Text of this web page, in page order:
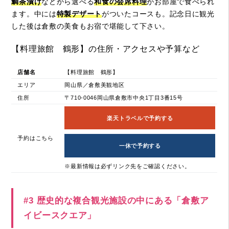
ます。中には特製デザートがついたコースも。記念日に観光
した後は倉敷の美食もお宿で堪能して下さい。
【料理旅館 鶴形】の住所・アクセスや予算など
店舗名 【料理旅館 鶴形】
エリア 岡山県／倉敷美観地区
住所 〒710-0046岡山県倉敷市中央1丁目3番15号
予約はこちら
楽天トラベルで予約する
一休で予約する
※最新情報は必ずリンク先をご確認ください。
#3 歴史的な複合観光施設の中にある「倉敷ア
イビースクエア」